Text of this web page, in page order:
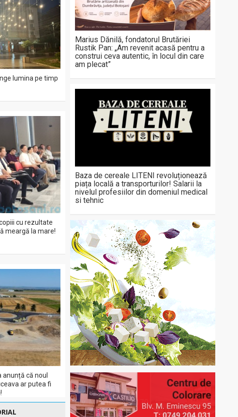
lumina pe timp
cu rezultate
meargă la mare!
anunță că noul
ar putea fi
Marius Dănilă, fondatorul Brutăriei
Rustik Pan: „Am revenit acasă pentru a
construi ceva autentic, în locul din care
am plecat”
Baza de cereale LITENI revoluționează
piața locală a transporturilor! Salarii la
nivelul profesiilor din domeniul medical
si tehnic